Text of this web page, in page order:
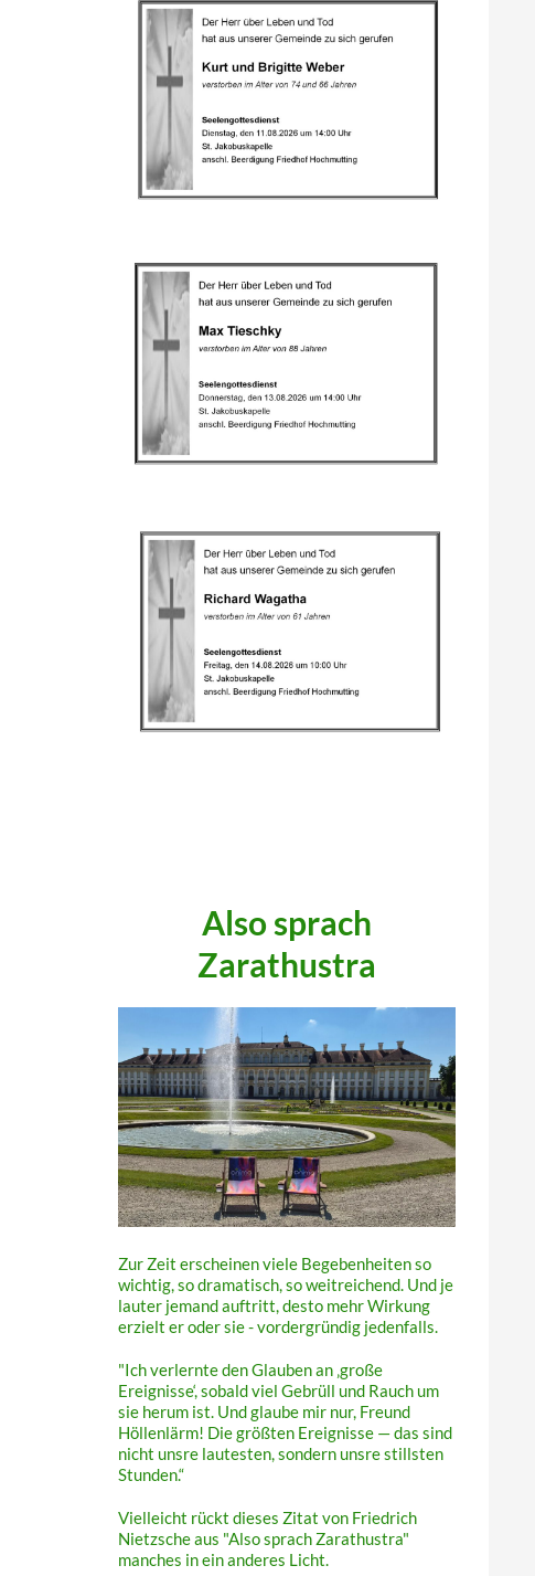
Also sprach
Zarathustra
Zur Zeit erscheinen viele Begebenheiten so
wichtig, so dramatisch, so weitreichend. Und je
lauter jemand auftritt, desto mehr Wirkung
erzielt er oder sie - vordergründig jedenfalls.
"Ich verlernte den Glauben an ‚große
Ereignisse‘, sobald viel Gebrüll und Rauch um
sie herum ist. Und glaube mir nur, Freund
Höllenlärm! Die größten Ereignisse — das sind
nicht unsre lautesten, sondern unsre stillsten
Stunden.“
Vielleicht rückt dieses Zitat von Friedrich
Nietzsche aus "Also sprach Zarathustra"
manches in ein anderes Licht.